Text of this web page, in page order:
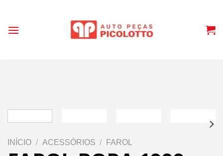
content
INÍCIO / ACESSÓRIOS / FAROL